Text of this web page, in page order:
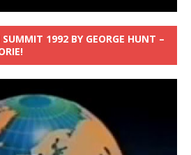
1992 BY GEORGE HUNT –